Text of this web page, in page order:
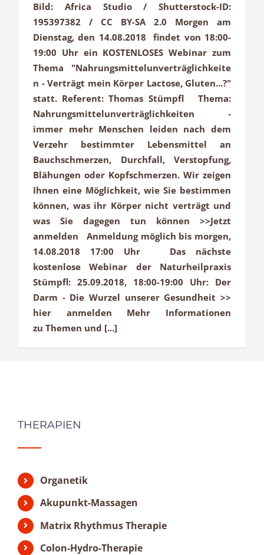
Bild: Africa Studio / Shutterstock-ID:
195397382 / CC BY-SA 2.0 Morgen am
Dienstag, den 14.08.2018 findet von 18:00-
19:00 Uhr ein KOSTENLOSES Webinar zum
Thema "Nahrungsmittelunverträglichkeite
n - Verträgt mein Körper Lactose, Gluten...?"
statt. Referent: Thomas Stümpfl Thema:
Nahrungsmittelunverträglichkeiten -
immer mehr Menschen leiden nach dem
Verzehr bestimmter Lebensmittel an
Bauchschmerzen, Durchfall, Verstopfung,
Blähungen oder Kopfschmerzen. Wir zeigen
Ihnen eine Möglichkeit, wie Sie bestimmen
können, was ihr Körper nicht verträgt und
was Sie dagegen tun können >>Jetzt
anmelden Anmeldung möglich bis morgen,
14.08.2018 17:00 Uhr Das nächste
kostenlose Webinar der Naturheilpraxis
Stümpfl: 25.09.2018, 18:00-19:00 Uhr: Der
Darm - Die Wurzel unserer Gesundheit >>
hier anmelden Mehr Informationen
zu Themen und [...]
THERAPIEN
Organetik
Akupunkt-Massagen
Matrix Rhythmus Therapie
Colon-Hydro-Therapie